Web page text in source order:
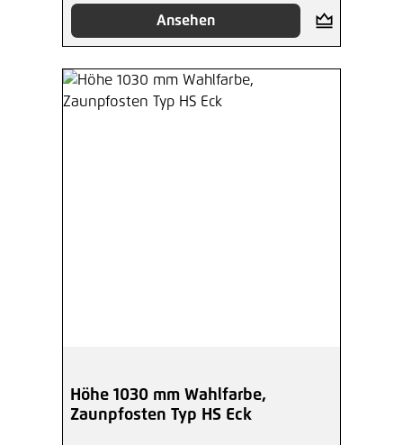
Ansehen
Höhe 1030 mm Wahlfarbe,
Zaunpfosten Typ HS Eck